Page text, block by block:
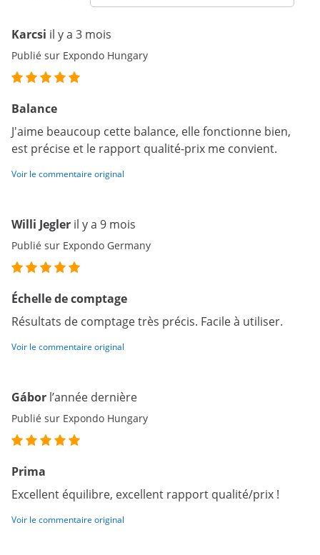
Karcsi il y a 3 mois
Publié sur Expondo Hungary
Balance
J'aime beaucoup cette balance, elle fonctionne bien,
est précise et le rapport qualité-prix me convient.
Voir le commentaire original
Willi Jegler il y a 9 mois
Publié sur Expondo Germany
Échelle de comptage
Résultats de comptage très précis. Facile à utiliser.
Voir le commentaire original
Gábor l’année dernière
Publié sur Expondo Hungary
Prima
Excellent équilibre, excellent rapport qualité/prix !
Voir le commentaire original